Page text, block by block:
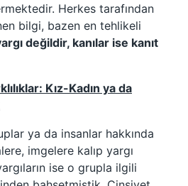
Herkes tarafından
bilgi, bazen en tehlikeli
değildir, kanılar ise kanıt
Kız-Kadın ya da
ya da insanlar hakkında
imgelere kalıp yargı
ise o grupla ilgili